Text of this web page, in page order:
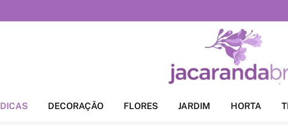
DICAS DECORAÇÃO FLORES JARDIM HORTA